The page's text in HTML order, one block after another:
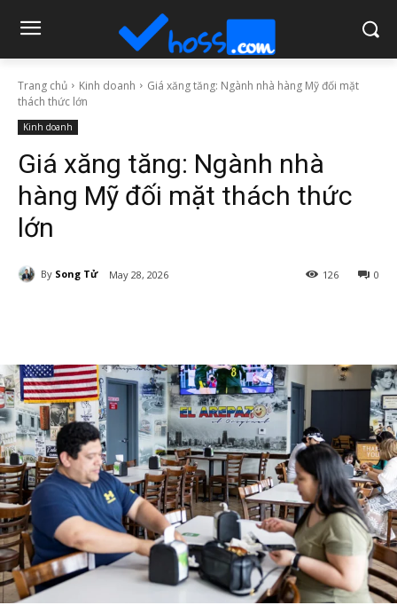
Trang chủ Kinh doanh
Giá xăng tăng: Ngành nhà hàng Mỹ đối mặt
thách thức lớn
Kinh doanh
Giá xăng tăng: Ngành nhà
hàng Mỹ đối mặt thách thức
lớn
By Song Tử May 28, 2026 0
126